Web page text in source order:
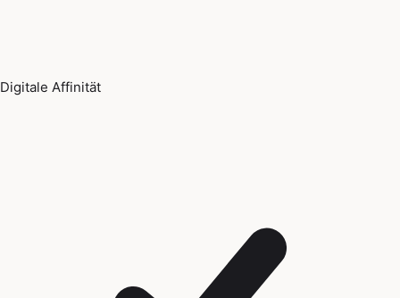
Digitale Affinität